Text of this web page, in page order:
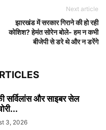
Next article
झारखंड में सरकार गिराने की हो रही
कोशिश? हेमंत सोरेन बोले- हम न कभी
बीजेपी से डरे थे और न डरेंगे
सर्विलांस और साइबर सेल
3, 2026